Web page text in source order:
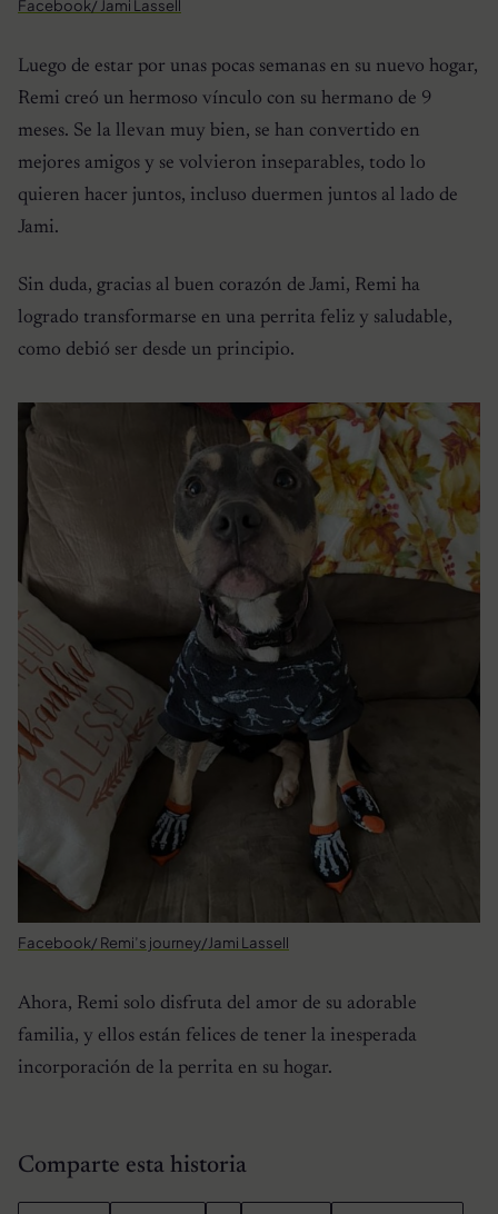
Facebook/ Jami Lassell
Luego de estar por unas pocas semanas en su nuevo hogar,
Remi creó un hermoso vínculo con su hermano de 9
meses. Se la llevan muy bien, se han convertido en
mejores amigos y se volvieron inseparables, todo lo
quieren hacer juntos, incluso duermen juntos al lado de
Jami.
Sin duda, gracias al buen corazón de Jami, Remi ha
logrado transformarse en una perrita feliz y saludable,
como debió ser desde un principio.
Facebook/ Remi’s journey/Jami Lassell
Ahora, Remi solo disfruta del amor de su adorable
familia, y ellos están felices de tener la inesperada
incorporación de la perrita en su hogar.
Comparte esta historia